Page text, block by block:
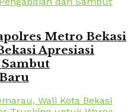
Metro Bekasi
Apresiasi